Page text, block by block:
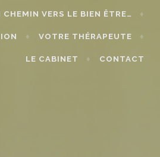
VERS LE BIEN ÊTRE…
VOTRE THÉRAPEUTE
LE CABINET CONTACT